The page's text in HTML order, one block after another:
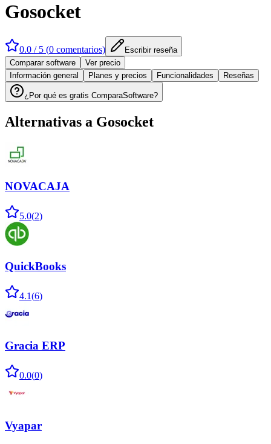
Gosocket
0.0 / 5 (0 comentarios)
Escribir reseña
Comparar software
Ver precio
Información general
Planes y precios Funcionalidades Reseñas
¿Por qué es gratis ComparaSoftware?
Alternativas a Gosocket
NOVACAJA
5.0(2)
QuickBooks
4.1(6)
Gracia ERP
0.0(0)
Vyapar